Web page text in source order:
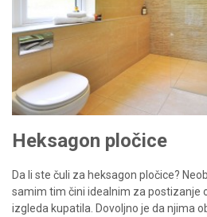
Heksagon pločice
Da li ste čuli za heksagon pločice?
samim tim čini idealnim za postizanje
izgleda kupatila. Dovoljno je da njima